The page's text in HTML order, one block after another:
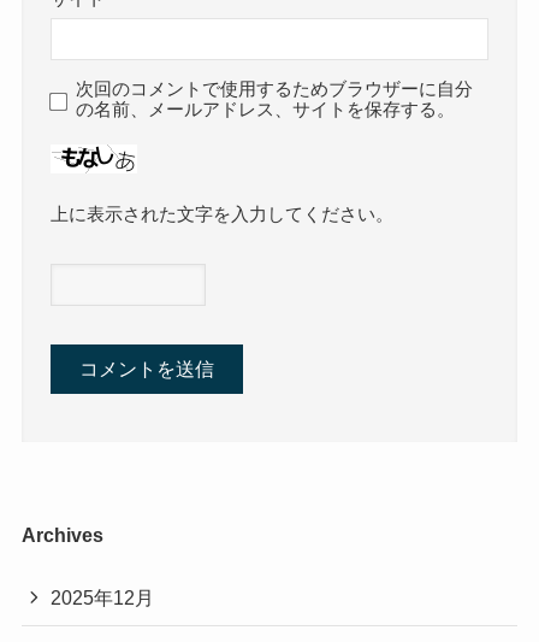
次回のコメントで使用するためブラウザーに自分
の名前、メールアドレス、サイトを保存する。
上に表示された文字を入力してください。
Archives
2025年12月